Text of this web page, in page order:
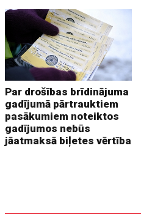
Par drošības brīdinājuma
gadījumā pārtrauktiem
pasākumiem noteiktos
gadījumos nebūs
jāatmaksā biļetes vērtība